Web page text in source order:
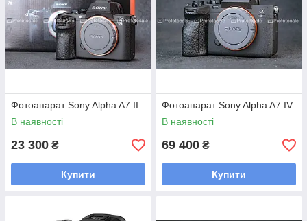
Фотоапарат Sony Alpha A7 II
В наявності
23 300 ₴
Купити
Фотоапарат Sony Alpha A7 IV
В наявності
69 400 ₴
Купити